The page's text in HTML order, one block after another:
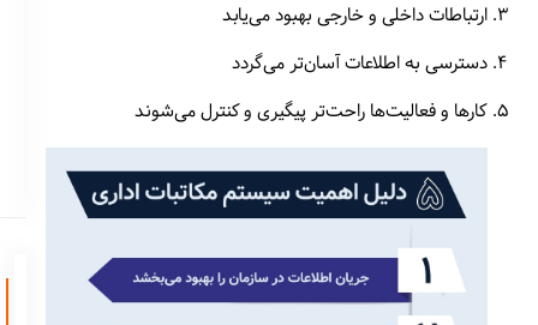
ارتباطات داخلی و خارجی بهبود می‌یابد
دسترسی به اطلاعات آسان‌تر می‌گردد
کارها و فعالیت‌ها راحت‌تر پیگیری و کنترل می‌شوند